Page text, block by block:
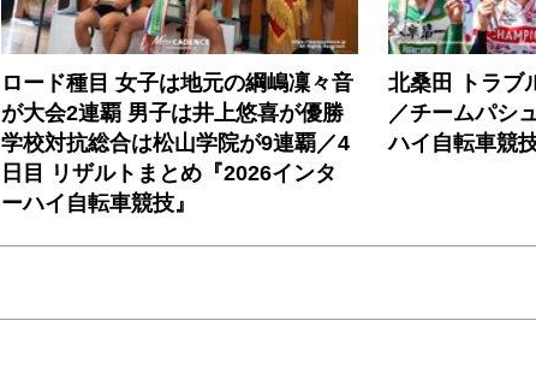
ロード種目 女子は地元の綱嶋凜々音
が大会2連覇 男子は井上悠喜が優勝
学校対抗総合は松山学院が9連覇／4
日目 リザルトまとめ『2026インタ
ーハイ自転車競技』
北桑田 トラブ
／チームパシ
ハイ自転車競技